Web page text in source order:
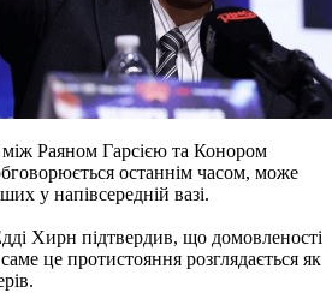
Раяном Гарсією та Конором
останнім часом, може
у напівсередній вазі.
Хирн підтвердив, що домовленості
це протистояння розглядається як